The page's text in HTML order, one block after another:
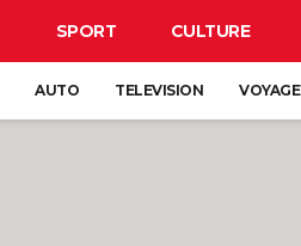
SPORT CULTURE
AUTO TELEVISION VOYAGE